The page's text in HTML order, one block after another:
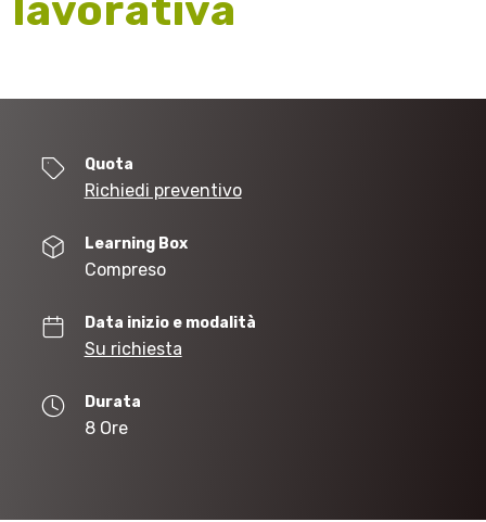
lavorativa
Quota
Richiedi preventivo
Learning Box
Compreso
Data inizio e modalità
Su richiesta
Durata
8 Ore